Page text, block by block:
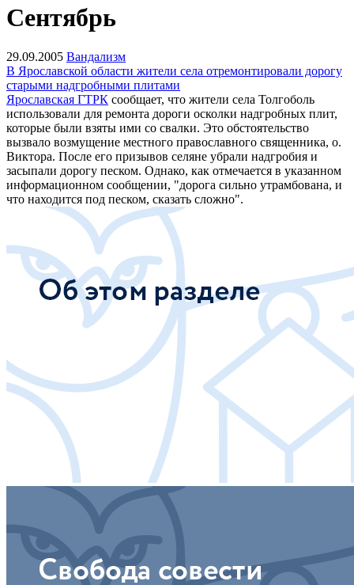
Сентябрь
29.09.2005 Вандализм
В Ярославской области жители села отремонтировали дорогу
старыми надгробными плитами
Ярославская ГТРК сообщает, что жители села Толгоболь
использовали для ремонта дороги осколки надгробных плит,
которые были взяты ими со свалки. Это обстоятельство
вызвало возмущение местного православного священника, о.
Виктора. После его призывов селяне убрали надгробия и
засыпали дорогу песком. Однако, как отмечается в указанном
информационном сообщении, "дорога сильно утрамбована, и
что находится под песком, сказать сложно".